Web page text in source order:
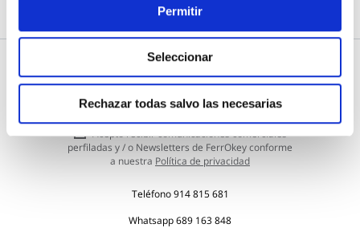
Permitir
Seleccionar
Rechazar todas salvo las necesarias
Subscríbete a nuestra Newsletter
Inscríbase
nuestro
boletín
de
Enviar
Acepto recibir comunicaciones comerciales
perfiladas y / o Newsletters de FerrOkey conforme
a nuestra Política de privacidad
Teléfono914 815 681
Whatsapp689 163 848